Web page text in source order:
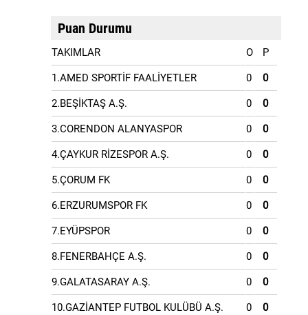
Puan Durumu
TAKIMLAR O P
1.AMED SPORTİF FAALİYETLER 0 0
2.BEŞİKTAŞ A.Ş. 0 0
3.CORENDON ALANYASPOR 0 0
4.ÇAYKUR RİZESPOR A.Ş. 0 0
5.ÇORUM FK 0 0
6.ERZURUMSPOR FK 0 0
7.EYÜPSPOR 0 0
8.FENERBAHÇE A.Ş. 0 0
9.GALATASARAY A.Ş. 0 0
10.GAZİANTEP FUTBOL KULÜBÜ A.Ş. 0 0